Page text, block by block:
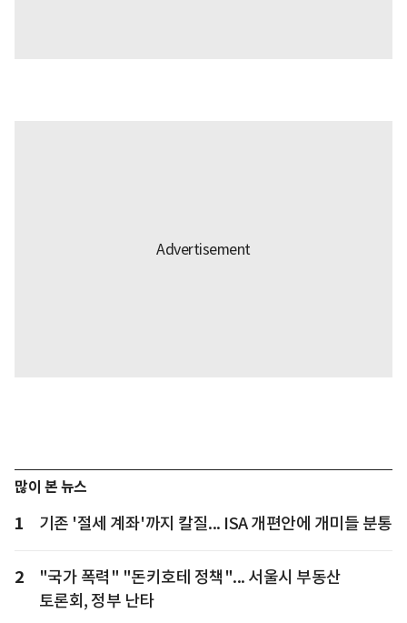
많이 본 뉴스
1 기존 '절세 계좌'까지 칼질... ISA 개편안에 개미들 분통
2
"국가 폭력" "돈키호테 정책"... 서울시 부동산
토론회, 정부 난타